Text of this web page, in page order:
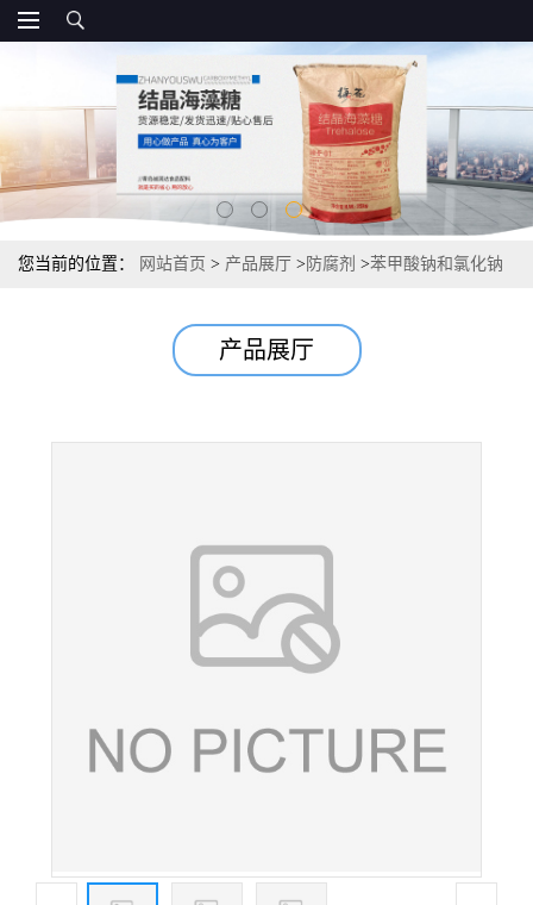
您当前的位置： 网站首页 > 产品展厅 > 防腐剂 >苯甲酸钠和氯化钠
产品展厅